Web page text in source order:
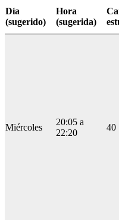
Día
(sugerido)
Hora
(sugerida)
Miércoles
20:05 a
22:20
40